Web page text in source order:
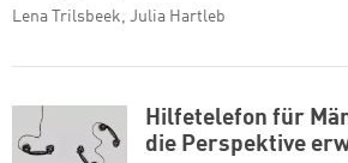
Lena Trilsbeek, Julia Hartleb
Hilfetelefon für
die Perspektive